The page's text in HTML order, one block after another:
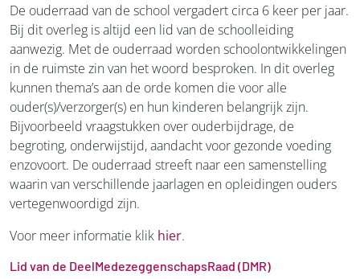
De ouderraad van de school vergadert circa 6 keer per jaar.
Bij dit overleg is altijd een lid van de schoolleiding
aanwezig. Met de ouderraad worden schoolontwikkelingen
in de ruimste zin van het woord besproken. In dit overleg
kunnen thema’s aan de orde komen die voor alle
ouder(s)/verzorger(s) en hun kinderen belangrijk zijn.
Bijvoorbeeld vraagstukken over ouderbijdrage, de
begroting, onderwijstijd, aandacht voor gezonde voeding
enzovoort. De ouderraad streeft naar een samenstelling
waarin van verschillende jaarlagen en opleidingen ouders
vertegenwoordigd zijn.
Voor meer informatie klik hier.
Lid van de DeelMedezeggenschapsRaad (DMR)